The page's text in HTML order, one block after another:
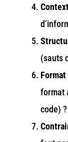
(sauts
format
code) ?